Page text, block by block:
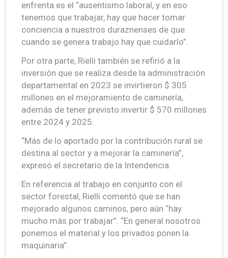
enfrenta es el “ausentismo laboral, y en eso
tenemos que trabajar, hay que hacer tomar
conciencia a nuestros duraznenses de que
cuando se genera trabajo hay que cuidarlo”.
Por otra parte, Rielli también se refirió a la
inversión que se realiza desde la administración
departamental en 2023 se invirtieron $ 305
millones en el mejoramiento de caminería,
además de tener previsto invertir $ 570 millones
entre 2024 y 2025.
“Más de lo aportado por la contribución rural se
destina al sector y a mejorar la caminería”,
expresó el secretario de la Intendencia.
En referencia al trabajo en conjunto con el
sector forestal, Rielli comentó que se han
mejorado algunos caminos, pero aún “hay
mucho más por trabajar”. “En general nosotros
ponemos el material y los privados ponen la
maquinaria”.